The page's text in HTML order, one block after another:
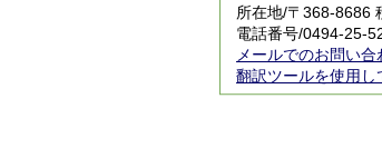
所在地/〒368-8686
電話番号/0494-25-
メールでのお問い合
翻訳ツールを使用し